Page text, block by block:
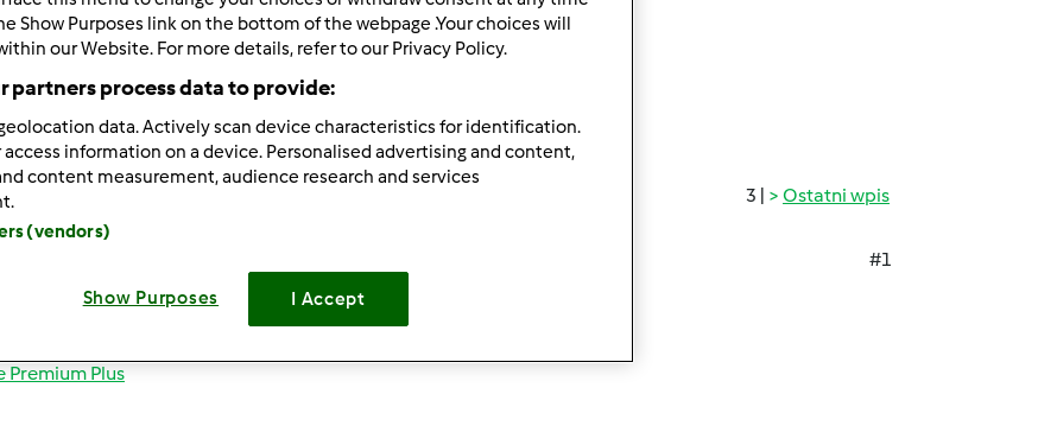
wyniki
Wyników na stronę:
3 | Ostatni wpis
#1
u was? Jak Wam mija dzień?
Premium Plus
Show Purposes link on the bottom of the webpage .Your choices will
our Website. For more details, refer to our Privacy Policy.
partners process data to provide:
data. Actively scan device characteristics for identification.
information on a device. Personalised advertising and content,
content measurement, audience research and services
(vendors)
Show Purposes I Accept